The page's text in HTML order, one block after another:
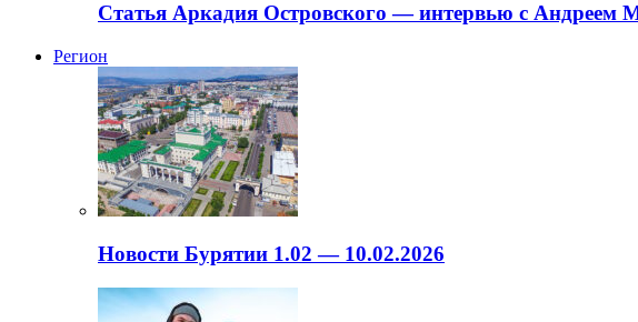
Статья Аркадия Островского — интервью с Андреем
Регион
Новости Бурятии 1.02 — 10.02.2026